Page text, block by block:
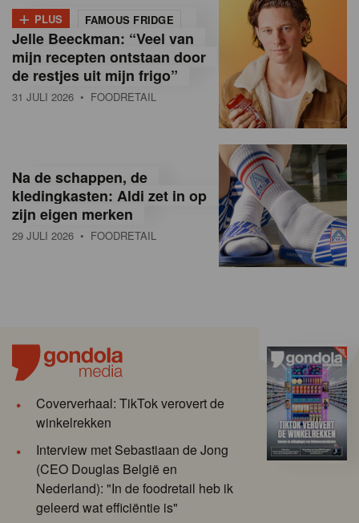
+ PLUS FAMOUS FRIDGE
Jelle Beeckman: “Veel van
mijn recepten ontstaan door
de restjes uit mijn frigo”
31 JULI 2026 • FOODRETAIL
Na de schappen, de
kledingkasten: Aldi zet in op
zijn eigen merken
29 JULI 2026 • FOODRETAIL
Coververhaal: TikTok verovert de
winkelrekken
Interview met Sebastiaan de Jong
(CEO Douglas België en
Nederland): "In de foodretail heb ik
geleerd wat efficiëntie is"